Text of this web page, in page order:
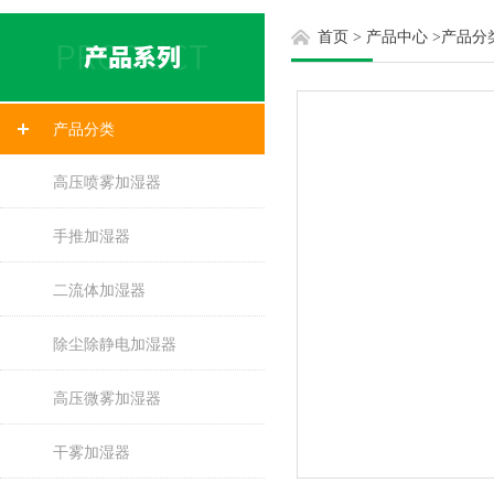
产品分类
高压喷雾加湿器
手推加湿器
二流体加湿器
除尘除静电加湿器
高压微雾加湿器
干雾加湿器
首页 > 产品中心 >产品分